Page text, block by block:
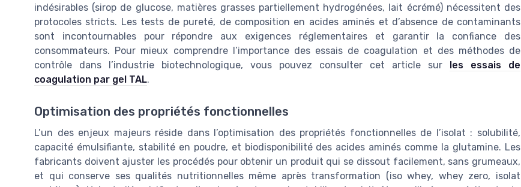
indésirables (sirop de glucose, matières grasses partiellement hydrogénées, lait écrémé) nécessitent des
protocoles stricts. Les tests de pureté, de composition en acides aminés et d’absence de contaminants
sont incontournables pour répondre aux exigences réglementaires et garantir la confiance des
consommateurs. Pour mieux comprendre l’importance des essais de coagulation et des méthodes de
contrôle dans l’industrie biotechnologique, vous pouvez consulter cet article sur les essais de
coagulation par gel TAL.
Optimisation des propriétés fonctionnelles
L’un des enjeux majeurs réside dans l’optimisation des propriétés fonctionnelles de l’isolat : solubilité,
capacité émulsifiante, stabilité en poudre, et biodisponibilité des acides aminés comme la glutamine. Les
fabricants doivent ajuster les procédés pour obtenir un produit qui se dissout facilement, sans grumeaux,
et qui conserve ses qualités nutritionnelles même après transformation (iso whey, whey zero, isolat